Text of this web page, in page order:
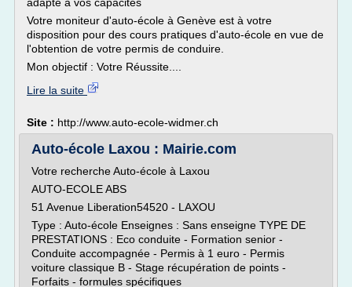
Votre moniteur d'auto-­école à Genève est à votre
disposition pour des cours pratiques d'auto-­école en vue de
l'obtention de votre permis de conduire.
Mon objectif : Votre Réussite....
Lire la suite
Site : http://www.auto-ecole-widmer.ch
Auto-école Laxou : Mairie.com
Votre recherche Auto-école à Laxou
AUTO-ECOLE ABS
51 Avenue Liberation54520 - LAXOU
Type : Auto-école Enseignes : Sans enseigne TYPE DE
PRESTATIONS : Eco conduite - Formation senior -
Conduite accompagnée - Permis à 1 euro - Permis
voiture classique B - Stage récupération de points -
Forfaits - formules spécifiques